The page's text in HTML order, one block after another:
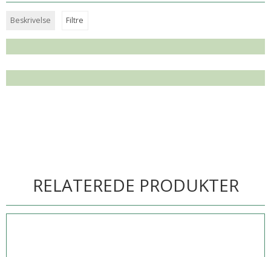
Beskrivelse Filtre
RELATEREDE PRODUKTER